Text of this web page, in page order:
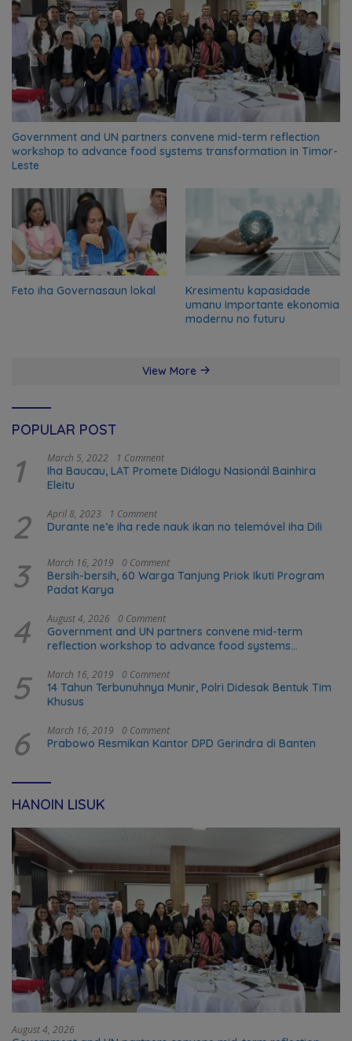
Government and UN partners convene mid-term reflection
workshop to advance food systems transformation in Timor-
Leste
Feto iha Governasaun lokal
Kresimentu kapasidade
umanu importante ekonomia
modernu no futuru
View More
POPULAR POST
1 March 5, 2022 1 Comment
Iha Baucau, LAT Promete Diálogu Nasionál Bainhira
Eleitu
2 April 8, 2023 1 Comment
Durante ne’e iha rede nauk ikan no telemóvel iha Dili
3 March 16, 2019 0 Comment
Bersih-bersih, 60 Warga Tanjung Priok Ikuti Program
Padat Karya
4 August 4, 2026 0 Comment
Government and UN partners convene mid-term
reflection workshop to advance food systems
5 March 16, 2019 0 Comment
14 Tahun Terbunuhnya Munir, Polri Didesak Bentuk Tim
Khusus
6 March 16, 2019 0 Comment
Prabowo Resmikan Kantor DPD Gerindra di Banten
HANOIN LISUK
August 4, 2026